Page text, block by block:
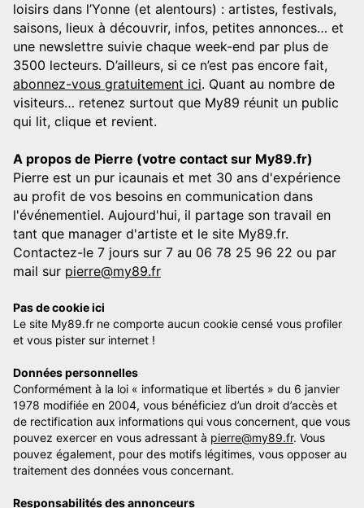
loisirs dans l’Yonne (et alentours) : artistes, festivals,
saisons, lieux à découvrir, infos, petites annonces… et
une newslettre suivie chaque week-end par plus de
3500 lecteurs. D’ailleurs, si ce n’est pas encore fait,
abonnez-vous gratuitement ici. Quant au nombre de
visiteurs… retenez surtout que My89 réunit un public
qui lit, clique et revient.
A propos de Pierre (votre contact sur My89.fr)
Pierre est un pur icaunais et met 30 ans d'expérience
au profit de vos besoins en communication dans
l'événementiel. Aujourd'hui, il partage son travail en
tant que manager d'artiste et le site My89.fr.
Contactez-le 7 jours sur 7 au 06 78 25 96 22 ou par
mail sur pierre@my89.fr
Pas de cookie ici
Le site My89.fr ne comporte aucun cookie censé vous profiler
et vous pister sur internet !
Données personnelles
Conformément à la loi « informatique et libertés » du 6 janvier
1978 modifiée en 2004, vous bénéficiez d’un droit d’accès et
de rectification aux informations qui vous concernent, que vous
pouvez exercer en vous adressant à pierre@my89.fr. Vous
pouvez également, pour des motifs légitimes, vous opposer au
traitement des données vous concernant.
Responsabilités des annonceurs